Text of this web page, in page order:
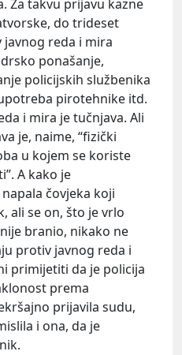
Za takvu prijavu kazne
do trideset
reda i mira
ponašanje,
policijskih službenika
pirotehnike itd.
i mira je tučnjava. Ali
je, naime, “fizički
u kojem se koriste
A kako je
čovjeka koji
ali se on, što je vrlo
branio, nikako ne
protiv javnog reda i
primijetiti da je policija
prema
prijavila sudu,
i ona, da je